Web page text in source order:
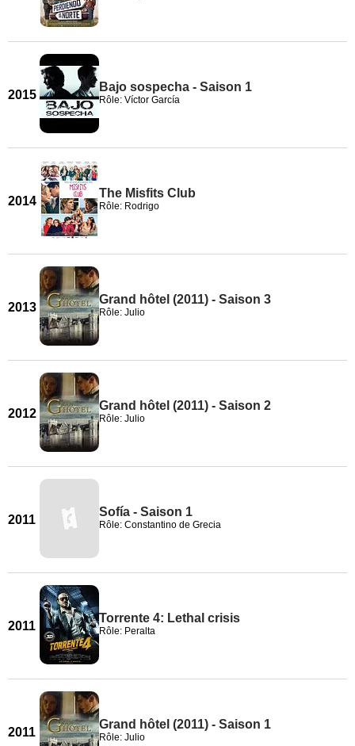
2015
Bajo sospecha - Saison 1
Rôle: Víctor García
2014
The Misfits Club
Rôle: Rodrigo
2013
Grand hôtel (2011) - Saison 3
Rôle: Julio
2012
Grand hôtel (2011) - Saison 2
Rôle: Julio
2011
Sofía - Saison 1
Rôle: Constantino de Grecia
2011
Torrente 4: Lethal crisis
Rôle: Peralta
2011
Grand hôtel (2011) - Saison 1
Rôle: Julio